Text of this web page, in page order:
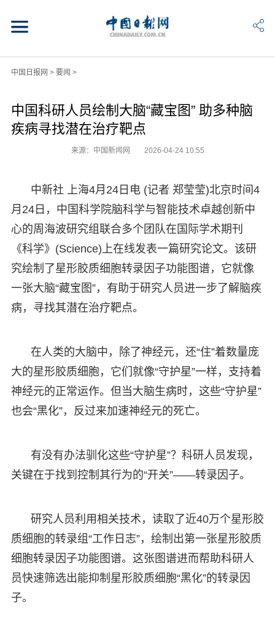
中国日报网 > 要闻 >
中国科研人员绘制大脑“藏宝图” 助多种脑
疾病寻找潜在治疗靶点
来源：中国新闻网 2026-04-24 10:55
中新社 上海4月24日电 (记者 郑莹莹)北京时间4
月24日，中国科学院脑科学与智能技术卓越创新中
心的周海波研究组联合多个团队在国际学术期刊
《科学》(Science)上在线发表一篇研究论文。该研
究绘制了星形胶质细胞转录因子功能图谱，它就像
一张大脑“藏宝图”，有助于研究人员进一步了解脑疾
病，寻找其潜在治疗靶点。
在人类的大脑中，除了神经元，还“住”着数量庞
大的星形胶质细胞，它们就像“守护星”一样，支持着
神经元的正常运作。但当大脑生病时，这些“守护星”
也会“黑化”，反过来加速神经元的死亡。
有没有办法驯化这些“守护星”？科研人员发现，
关键在于找到控制其行为的“开关”——转录因子。
研究人员利用相关技术，读取了近40万个星形胶
质细胞的转录组“工作日志”，绘制出第一张星形胶质
细胞转录因子功能图谱。这张图谱进而帮助科研人
员快速筛选出能抑制星形胶质细胞“黑化”的转录因
子。